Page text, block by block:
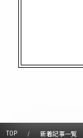
TOP 新着記事一覧